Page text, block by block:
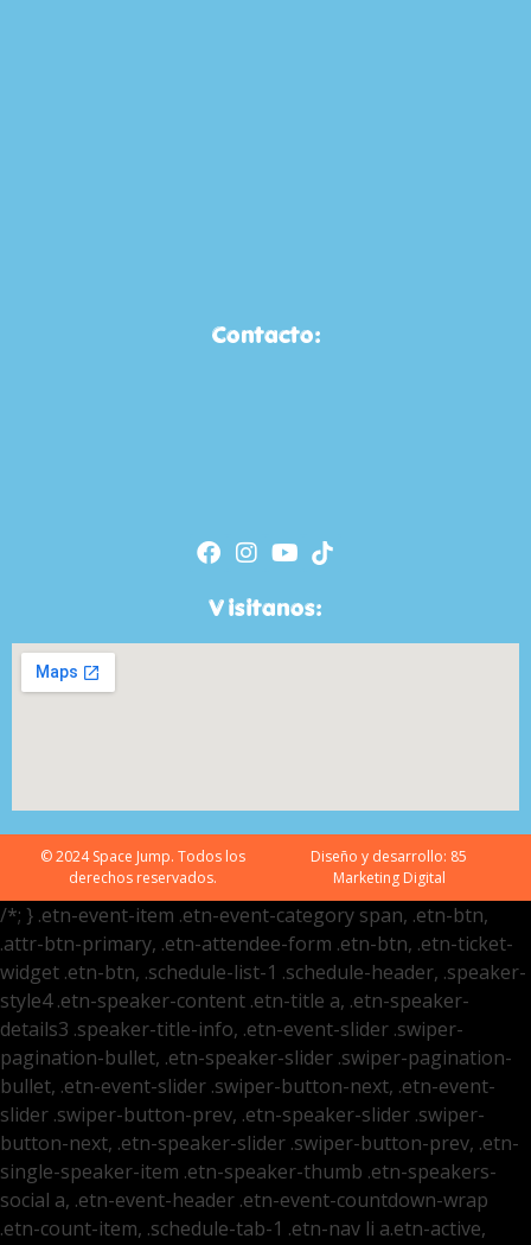
Contacto:
Visitanos:
© 2024 Space Jump. Todos los
derechos reservados.
Diseño y desarrollo: 85
Marketing Digital
/*; } .etn-event-item .etn-event-category span, .etn-btn,
.attr-btn-primary, .etn-attendee-form .etn-btn, .etn-ticket-
widget .etn-btn, .schedule-list-1 .schedule-header, .speaker-
style4 .etn-speaker-content .etn-title a, .etn-speaker-
details3 .speaker-title-info, .etn-event-slider .swiper-
pagination-bullet, .etn-speaker-slider .swiper-pagination-
bullet, .etn-event-slider .swiper-button-next, .etn-event-
slider .swiper-button-prev, .etn-speaker-slider .swiper-
button-next, .etn-speaker-slider .swiper-button-prev, .etn-
single-speaker-item .etn-speaker-thumb .etn-speakers-
social a, .etn-event-header .etn-event-countdown-wrap
.etn-count-item, .schedule-tab-1 .etn-nav li a.etn-active,